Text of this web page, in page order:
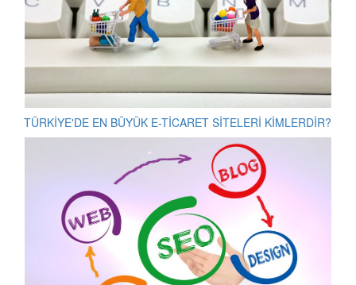
TÜRKİYE'DE EN BÜYÜK E-TİCARET SİTELERİ KİMLERDİR?